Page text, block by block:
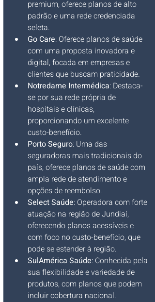
premium, oferece planos de alto
padrão e uma rede credenciada
seleta.
Go Care: Oferece planos de saúde
com uma proposta inovadora e
digital, focada em empresas e
clientes que buscam praticidade.
Notredame Intermédica: Destaca-
se por sua rede própria de
hospitais e clínicas,
proporcionando um excelente
custo-benefício.
Porto Seguro: Uma das
seguradoras mais tradicionais do
país, oferece planos de saúde com
ampla rede de atendimento e
opções de reembolso.
Select Saúde: Operadora com forte
atuação na região de Jundiaí,
oferecendo planos acessíveis e
com foco no custo-benefício, que
pode se estender à região.
SulAmérica Saúde: Conhecida pela
sua flexibilidade e variedade de
produtos, com planos que podem
incluir cobertura nacional.